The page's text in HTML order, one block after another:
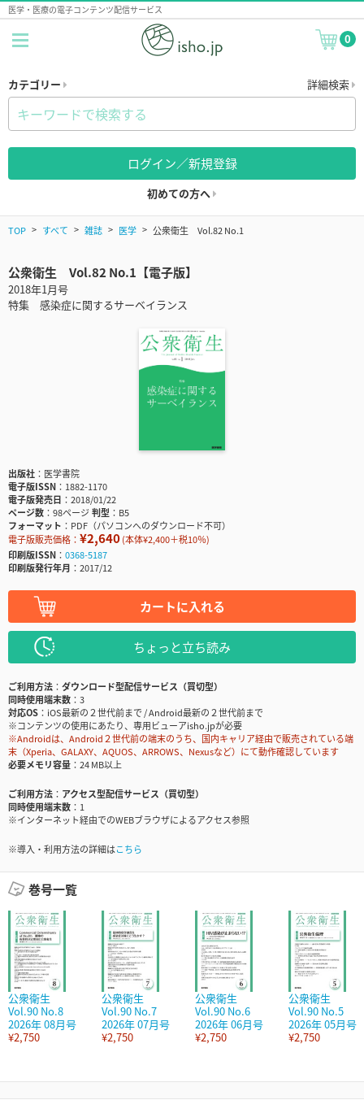
医学・医療の電子コンテンツ配信サービス
0
カテゴリー 詳細検索
ログイン／新規登録
初めての方へ
TOP すべて 雑誌 医学 公衆衛生 Vol.82 No.1
公衆衛生 Vol.82 No.1【電子版】
2018年1月号
特集 感染症に関するサーベイランス
出版社
医学書院
電子版ISSN
1882-1170
電子版発売日
2018/01/22
ページ数
98ページ判型
B5
フォーマット
PDF（パソコンへのダウンロード不可）
電子版販売価格： ¥2,640(本体¥2,400＋税10％)
印刷版ISSN
0368-5187
印刷版発行年月
2017/12
カートに入れる
ちょっと立ち読み
ご利用方法
ダウンロード型配信サービス（買切型）
同時使用端末数
3
対応OS
iOS最新の２世代前まで / Android最新の２世代前まで
※コンテンツの使用にあたり、専用ビューアisho.jpが必要
※Androidは、Android２世代前の端末のうち、国内キャリア経由で販売されている端
末（Xperia、GALAXY、AQUOS、ARROWS、Nexusなど）にて動作確認しています
必要メモリ容量
24 MB以上
ご利用方法
アクセス型配信サービス（買切型）
同時使用端末数
1
※インターネット経由でのWEBブラウザによるアクセス参照
※導入・利用方法の詳細はこちら
巻号一覧
公衆衛生
Vol.90 No.8
2026年 08月号
¥2,750
公衆衛生
Vol.90 No.7
2026年 07月号
¥2,750
公衆衛生
Vol.90 No.6
2026年 06月号
¥2,750
公衆衛生
Vol.90 No.5
2026年 05月号
¥2,750